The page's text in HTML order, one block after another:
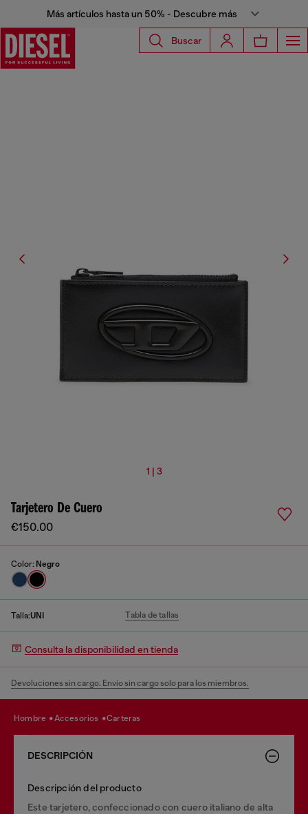
Más artículos hasta un 50% - Descubre más
Buscar
1 | 3
Tarjetero De Cuero
€150.00
Color: Negro
Talla:UNI Tabla de tallas
Consulta la disponibilidad en tienda
Devoluciones sin cargo. Envío sin cargo solo para los miembros.
hombre accesorios carteras
DESCRIPCIÓN
Descripción del producto
Este tarjetero, confeccionado con cuero italiano de alta